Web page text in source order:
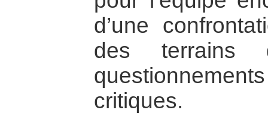
d’une
des terrains
critiques.